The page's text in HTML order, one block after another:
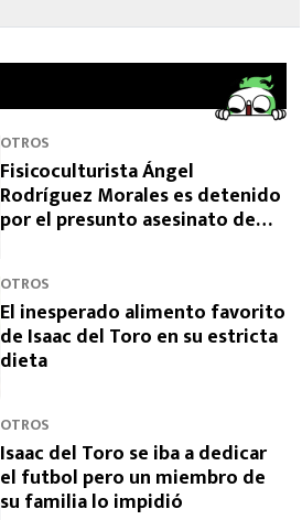
OTROS
Fisicoculturista Ángel
Rodríguez Morales es detenido
por el presunto asesinato de
OTROS
El inesperado alimento favorito
de Isaac del Toro en su estricta
dieta
OTROS
Isaac del Toro se iba a dedicar
el futbol pero un miembro de
su familia lo impidió